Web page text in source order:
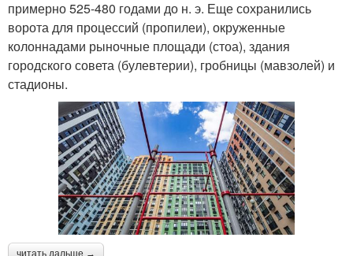
примерно 525-480 годами до н. э. Еще сохранились
ворота для процессий (пропилеи), окруженные
колоннадами рыночные площади (стоа), здания
городского совета (булевтерии), гробницы (мавзолей) и
стадионы.